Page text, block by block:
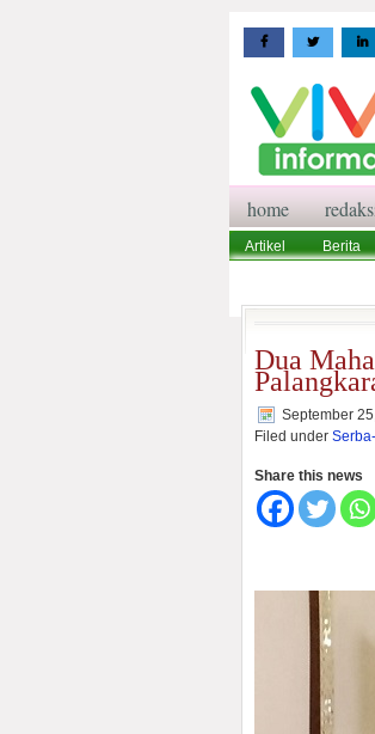
home
Artikel Berita
Dua
September
Filed under
Share this news